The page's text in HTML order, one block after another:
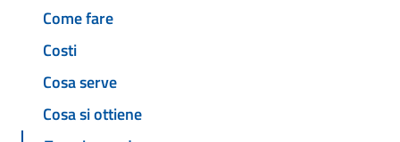
Come fare
Costi
Cosa serve
Cosa si ottiene